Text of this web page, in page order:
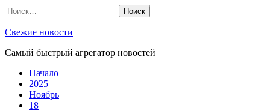
Skip
to
content
Найти:
Свежие новости
Самый быстрый агрегатор новостей
Начало
2025
Ноябрь
18